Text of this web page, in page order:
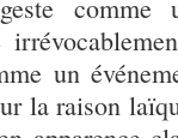
comme
un
la raison